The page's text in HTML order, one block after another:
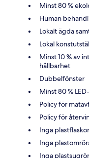
Minst 80 %
Human
Lokalt ägda
Lokal
Minst 10 % av
hållbarhet
Dubbelfönster
Minst 80 %
Policy för
Policy för
Inga plastflaskor
Inga
Inga plastsugrör